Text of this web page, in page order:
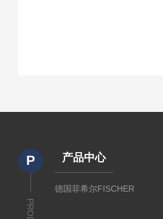
P 产品中心
德国菲希尔FISCHER